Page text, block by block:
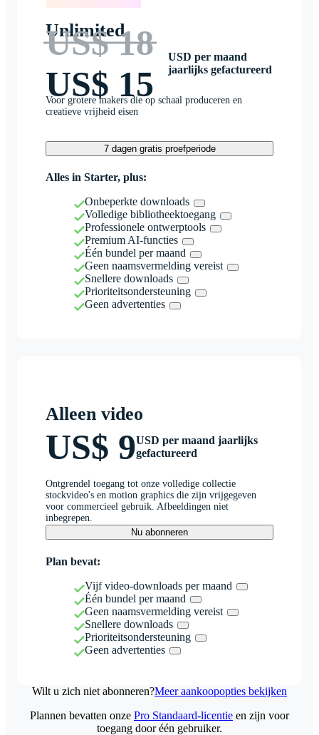
Unlimited
US$ 18
US$ 15
USD per maand
jaarlijks gefactureerd
Voor grotere makers die op schaal produceren en
creatieve vrijheid eisen
7 dagen gratis proefperiode
Alles in Starter, plus:
Onbeperkte downloads
Volledige bibliotheektoegang
Professionele ontwerptools
Premium AI-functies
Één bundel per maand
Geen naamsvermelding vereist
Snellere downloads
Prioriteitsondersteuning
Geen advertenties
Alleen video
US$ 9USD per maand jaarlijks
gefactureerd
Ontgrendel toegang tot onze volledige collectie
stockvideo's en motion graphics die zijn vrijgegeven
voor commercieel gebruik. Afbeeldingen niet
inbegrepen.
Nu abonneren
Plan bevat:
Vijf video-downloads per maand
Één bundel per maand
Geen naamsvermelding vereist
Snellere downloads
Prioriteitsondersteuning
Geen advertenties
Wilt u zich niet abonneren?Meer aankoopopties bekijken
Plannen bevatten onze Pro Standaard-licentie en zijn voor
toegang door één gebruiker.